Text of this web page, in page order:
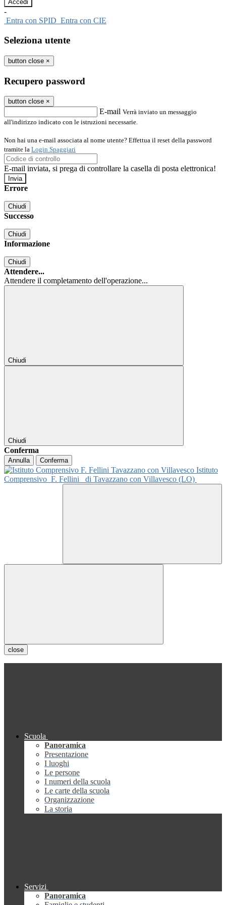
-
Entra con SPID Entra con CIE
Seleziona utente
button close ×
Recupero password
button close ×
E-mail Verrà inviato un messaggio
all'indirizzo indicato con le istruzioni necessarie.
Non hai una e-mail associata al nome utente? Effettua il reset della password
tramite la Login Spaggiari
E-mail inviata, si prega di controllare la casella di posta elettronica!
Errore
Chiudi
Successo
Chiudi
Informazione
Chiudi
Attendere...
Attendere il completamento dell'operazione...
Chiudi
Chiudi
Conferma
Annulla Conferma
Istituto
Comprensivo F. Fellini di Tavazzano con Villavesco (LO)
close
Scuola
Panoramica
Presentazione
I luoghi
Le persone
I numeri della scuola
Le carte della scuola
Organizzazione
La storia
Servizi
Panoramica